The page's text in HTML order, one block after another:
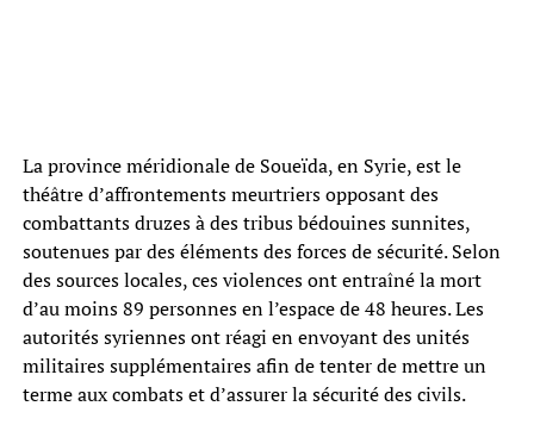
La province méridionale de Soueïda, en Syrie, est le
théâtre d’affrontements meurtriers opposant des
combattants druzes à des tribus bédouines sunnites,
soutenues par des éléments des forces de sécurité. Selon
des sources locales, ces violences ont entraîné la mort
d’au moins 89 personnes en l’espace de 48 heures. Les
autorités syriennes ont réagi en envoyant des unités
militaires supplémentaires afin de tenter de mettre un
terme aux combats et d’assurer la sécurité des civils.